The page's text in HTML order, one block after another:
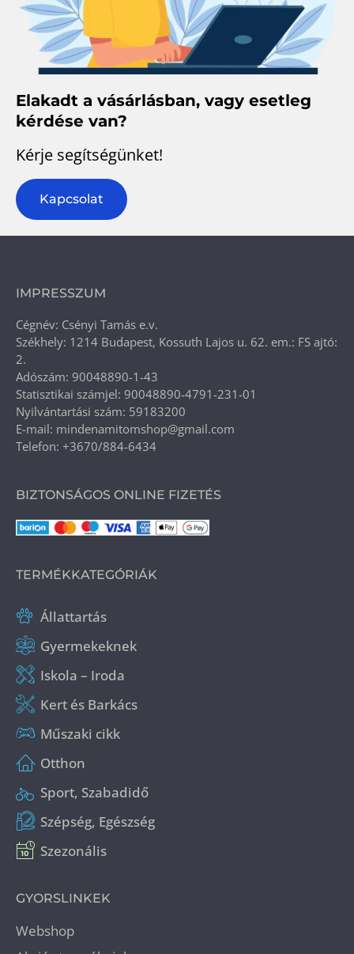
Elakadt a vásárlásban, vagy esetleg
kérdése van?
Kérje segítségünket!
Kapcsolat
IMPRESSZUM
Cégnév: Csényi Tamás e.v.
Székhely: 1214 Budapest, Kossuth Lajos u. 62. em.: FS ajtó:
2.
Adószám: 90048890-1-43
Statisztikai számjel: 90048890-4791-231-01
Nyilvántartási szám: 59183200
E-mail: mindenamitomshop@gmail.com
Telefon: +3670/884-6434
BIZTONSÁGOS ONLINE FIZETÉS
TERMÉKKATEGÓRIÁK
Állattartás
Gyermekeknek
Iskola – Iroda
Kert és Barkács
Műszaki cikk
Otthon
Sport, Szabadidő
Szépség, Egészség
Szezonális
GYORSLINKEK
Webshop